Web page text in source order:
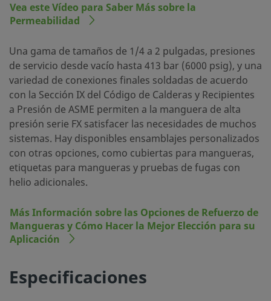
Vea este Vídeo para Saber Más sobre la
Permeabilidad
Una gama de tamaños de 1/4 a 2 pulgadas, presiones
de servicio desde vacío hasta 413 bar (6000 psig), y una
variedad de conexiones finales soldadas de acuerdo
con la Sección IX del Código de Calderas y Recipientes
a Presión de ASME permiten a la manguera de alta
presión serie FX satisfacer las necesidades de muchos
sistemas. Hay disponibles ensamblajes personalizados
con otras opciones, como cubiertas para mangueras,
etiquetas para mangueras y pruebas de fugas con
helio adicionales.
Más Información sobre las Opciones de Refuerzo de
Mangueras y Cómo Hacer la Mejor Elección para su
Aplicación
Especificaciones